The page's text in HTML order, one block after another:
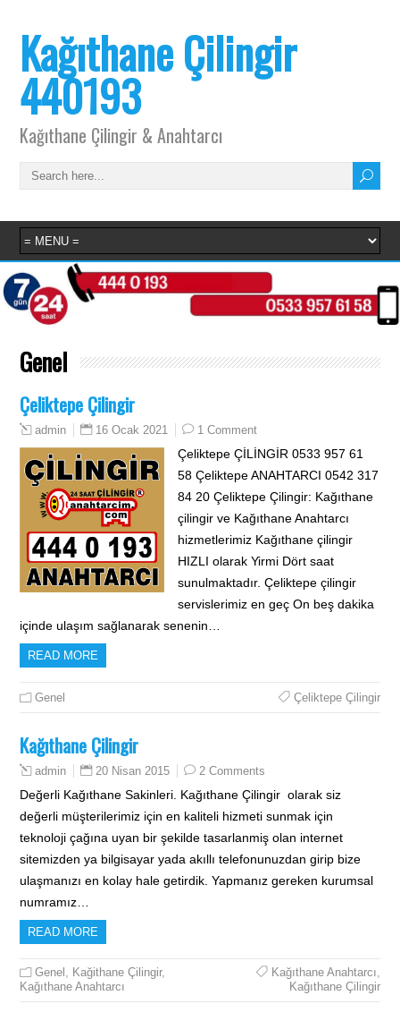
Kağıthane Çilingir
440193
Kağıthane Çilingir & Anahtarcı
Genel
Çeliktepe Çilingir
admin 16 Ocak 2021 1 Comment
Çeliktepe ÇİLİNGİR 0533 957 61
58 Çeliktepe ANAHTARCI 0542 317
84 20 Çeliktepe Çilingir: Kağıthane
çilingir ve Kağıthane Anahtarcı
hizmetlerimiz Kağıthane çilingir
HIZLI olarak Yirmi Dört saat
sunulmaktadır. Çeliktepe çilingir
servislerimiz en geç On beş dakika
içinde ulaşım sağlanarak senenin…
READ MORE
Genel Çeliktepe Çilingir
Kağıthane Çilingir
admin 20 Nisan 2015 2 Comments
Değerli Kağıthane Sakinleri. Kağıthane Çilingir olarak siz
değerli müşterilerimiz için en kaliteli hizmeti sunmak için
teknoloji çağına uyan bir şekilde tasarlanmiş olan internet
sitemizden ya bilgisayar yada akıllı telefonunuzdan girip bize
ulaşmanızı en kolay hale getirdik. Yapmanız gereken kurumsal
numramız…
READ MORE
Genel , Kağithane Çilingir,
Kağıthane Anahtarcı
Kağıthane Anahtarcı,
Kağıthane Çilingir